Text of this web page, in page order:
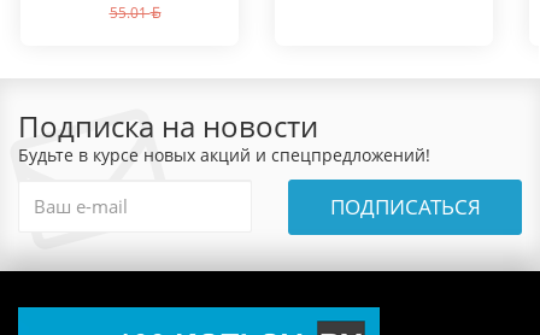
55.01
Подписка на новости
Будьте в курсе новых акций и спецпредложений!
ПОДПИСАТЬСЯ